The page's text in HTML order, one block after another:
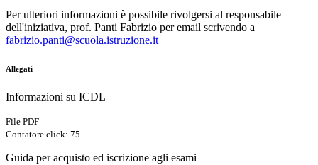
Per ulteriori informazioni è possibile rivolgersi al responsabile
dell'iniziativa, prof. Panti Fabrizio per email scrivendo a
fabrizio.panti@scuola.istruzione.it
Allegati
Informazioni su ICDL
File PDF
Contatore click: 75
Guida per acquisto ed iscrizione agli esami